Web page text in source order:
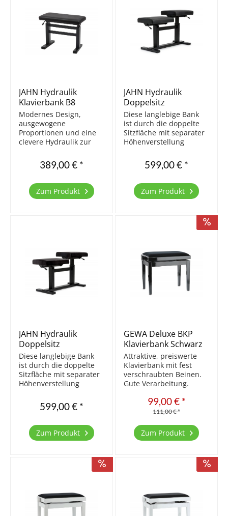
JAHN Hydraulik
Klavierbank B8
schwarz matt
Modernes Design,
ausgewogene
Proportionen und eine
clevere Hydraulik zur
der Sitzhöhe sind die
Besonderheiten dieser
nicht nur funktional,
sondern auch sehr
389,00 € *
Zum Produkt
JAHN Hydraulik
Doppelsitz
Klavierbank B8
Kunstleder schwarz
Diese langlebige Bank
ist durch die doppelte
Sitzfläche mit separater
Höhenverstellung
Lehrbetrieb und zum
vierhändigen
geeignet. Metallgestell
einfache Montage stoß-
Pulverbeschichtung...
599,00 € *
Zum Produkt
JAHN Hydraulik
Doppelsitz
Klavierbank B8
Velours
Diese langlebige Bank
ist durch die doppelte
Sitzfläche mit separater
Höhenverstellung
Lehrbetrieb und zum
vierhändigen
geeignet. Metallgestell
einfache Montage stoß-
Pulverbeschichtung...
599,00 € *
Zum Produkt
GEWA Deluxe BKP
Klavierbank Schwarz
poliert/Schwarz
Attraktive, preiswerte
Klavierbank mit fest
verschraubten Beinen.
Gute Verarbeitung.
preiswerten Bänke.
Massivholz Sitzfläche
M10 Schraubdübel mit
Gestell fixiert stufenlos
99,00 € *
111,00 € *
Zum Produkt